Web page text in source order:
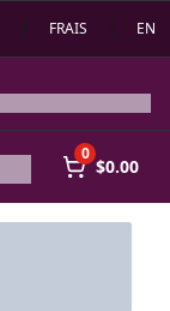
FRAIS EN
0
$0.00